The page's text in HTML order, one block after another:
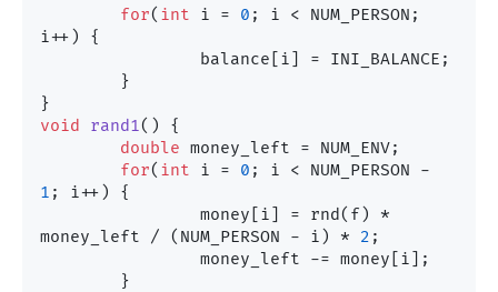
for( int i = 0 ; i < NUM_PERSON;
i++) {
void
rand1()
{
double money_left = NUM_ENV;
for( int i = 0
1 ; i++) {
money_left / (NUM_PERSON - i) * 2 ;